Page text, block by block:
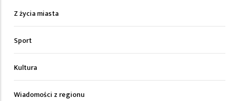
Z życia miasta
Sport
Kultura
Wiadomości z regionu